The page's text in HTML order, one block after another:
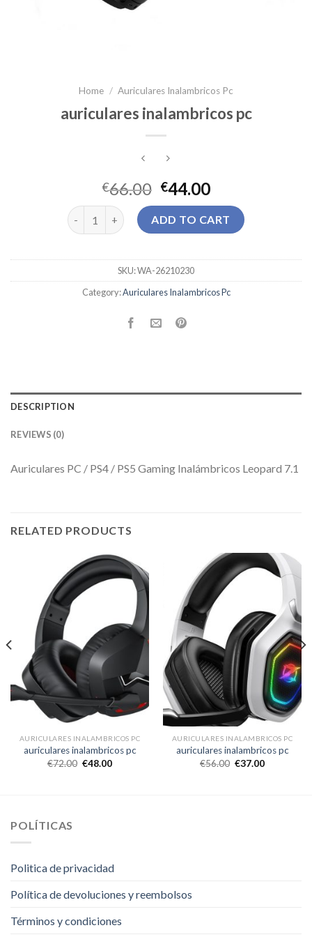
Home / Auriculares Inalambricos Pc
auriculares inalambricos pc
€66.00 €44.00
auriculares inalambricos pc quantity
ADD TO CART
SKU:WA-26210230
Category:Auriculares Inalambricos Pc
DESCRIPTION
REVIEWS (0)
Auriculares PC / PS4 / PS5 Gaming Inalámbricos Leopard 7.1
RELATED PRODUCTS
AURICULARES INALAMBRICOS PC
auriculares inalambricos pc
€72.00 €48.00
AURICULARES INALAMBRICOS PC
auriculares inalambricos pc
€56.00 €37.00
POLÍTICAS
Politica de privacidad
Política de devoluciones y reembolsos
Términos y condiciones